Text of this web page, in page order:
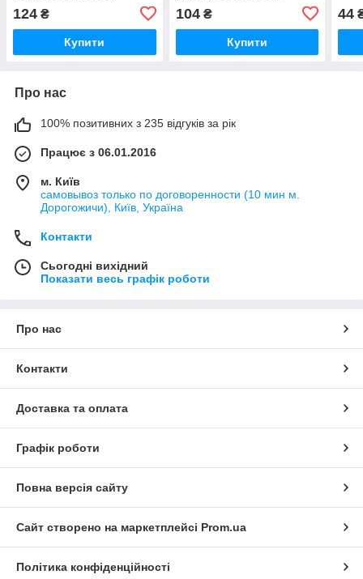
124 ₴
Купити
104₴
Купити
44
Про нас
100% позитивних з 235 відгуків за рік
Працює з 06.01.2016
м. Київ
самовывоз только по договоренности (10 мин м.
Дорогожичи), Київ, Україна
Контакти
Сьогодні вихідний
Показати весь графік роботи
Про нас
Контакти
Доставка та оплата
Графік роботи
Повна версія сайту
Сайт створено на маркетплейсі Prom.ua
Політика конфіденційності